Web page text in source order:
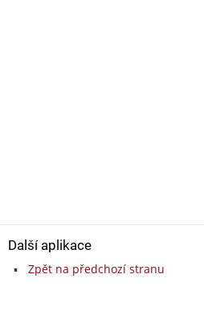
Další aplikace
Zpět na předchozí stranu